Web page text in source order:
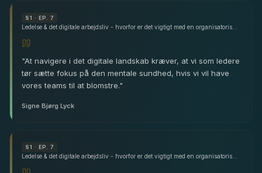
S1 · EP. 7
"At navigere i det digitale landskab kræver, at vi som ledere
tør sætte fokus på den mentale sundhed, hvis vi vil have
vores teams til at blomstre."
Signe Bjørg Lyck
S1 · EP. 7